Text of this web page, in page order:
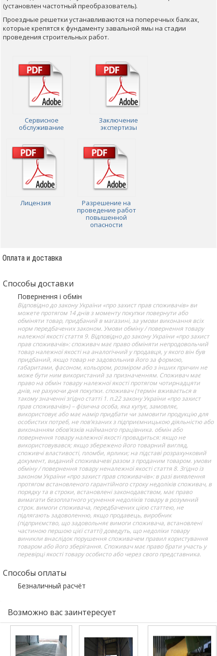
(установлен частотный преобразователь).
Проездные решетки устанавливаются на поперечныхбалках
которые крепятся к фундаменту завальной ямы на стадии
проведения строительныхработ.
Сервисное
обслуживание
Заключение
экспертизы
Лицензия
Разрешение на
проведение работ
повышенной
опасности
Оплата и доставка
Способы доставки
Повернення і обмін
Відповідно до закону України «про захист прав споживачів» ви
можете протягом 14 днів з моменту покупки повернути або
обміняти товар, придбаний в магазині, за умови виконання всіх
норм передбачених законом. Умови обміну / повернення товару
належної якості стаття 9. Відповідно до закону України «про захист
прав споживачів»: споживач має право обміняти непродовольчий
товар належної якості на аналогічний у продавця, у якого він був
придбаний, якщо товар не задовольнив його за формою,
габаритами, фасоном, кольором, розміром або з інших причин не
може бути ним використаний за призначенням. Споживач має
право на обмін товару належної якості протягом чотирнадцяти
днів, не рахуючи дня покупки. споживач (термін вживається в
такому значенні згідно статті 1. п.22 закону України «про захист
прав споживачів») – фізична особа, яка купує, замовляє,
використовує або має намір придбати чи замовити продукцію для
особистих потреб, не пов’язаних з підприємницькою діяльністю або
виконанням обов’язків найманого працівника. обмін або
повернення товару належної якості провадиться: якщо не
використовувався; якщо збережено його товарний вигляд,
споживчі властивості, пломби, ярлики; на підставі розрахунковий
документ, виданий споживачеві разом з проданим товаром. умови
обміну / повернення товару неналежної якості стаття 8. Згідно із
законом України «про захист прав споживачів»: в разі виявлення
протягом встановленого гарантійного строку недоліків споживач, в
порядку та в строки, встановлені законодавством, має право
вимагати безоплатного усунення недоліків товару в розумний
строк. вимоги споживача, передбачених цією статтею, не
підлягають задоволенню, якщо продавець, виробник
(підприємство, що задовольняє вимоги споживача, встановлені
частиною першою цієї статті) доведуть, що недоліки товару
виникли внаслідок порушення споживачем правил користування
товаром або його зберігання. Споживач має право брати участь у
перевірці якості товару особисто або через свого представника.
Способы оплаты
Безналичный расчёт
Возможно вас заинтересует